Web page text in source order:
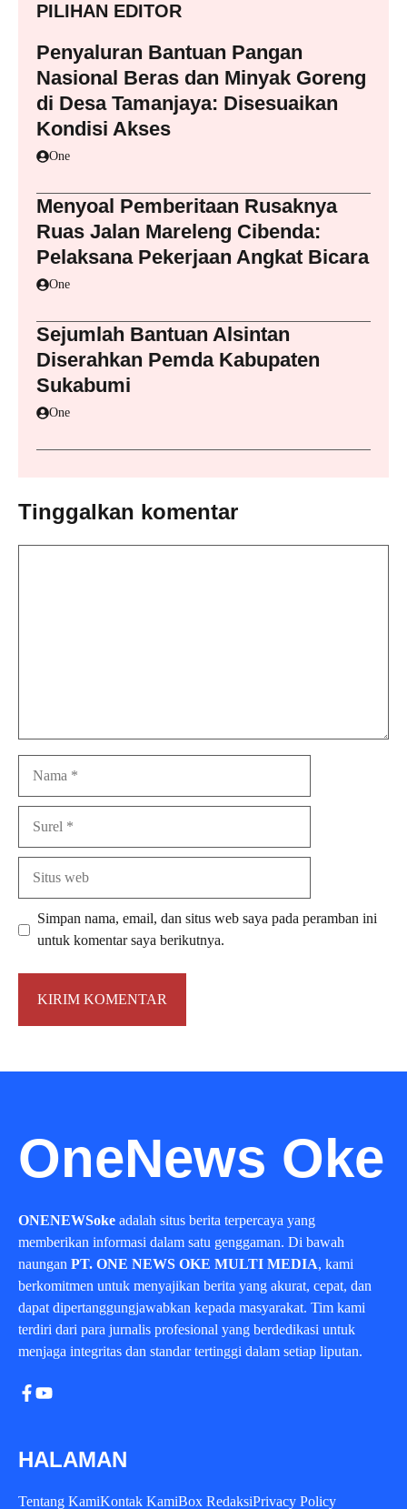
PILIHAN EDITOR
Penyaluran Bantuan Pangan
Nasional Beras dan Minyak Goreng
di Desa Tamanjaya: Disesuaikan
Kondisi Akses
One
Menyoal Pemberitaan Rusaknya
Ruas Jalan Mareleng Cibenda:
Pelaksana Pekerjaan Angkat Bicara
One
Sejumlah Bantuan Alsintan
Diserahkan Pemda Kabupaten
Sukabumi
One
Tinggalkan komentar
Simpan nama, email, dan situs web saya pada peramban ini
untuk komentar saya berikutnya.
OneNews Oke
ONENEWSoke adalah situs berita terpercaya yang
memberikan informasi dalam satu genggaman. Di bawah
naungan PT. ONE NEWS OKE MULTI MEDIA, kami
berkomitmen untuk menyajikan berita yang akurat, cepat, dan
dapat dipertanggungjawabkan kepada masyarakat. Tim kami
terdiri dari para jurnalis profesional yang berdedikasi untuk
menjaga integritas dan standar tertinggi dalam setiap liputan.
HALAMAN
Tentang KamiKontak KamiBox RedaksiPrivacy Policy